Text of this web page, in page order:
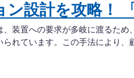
ン設計を攻略！
、装置への要求が多岐に渡るた
られています。この手法により、